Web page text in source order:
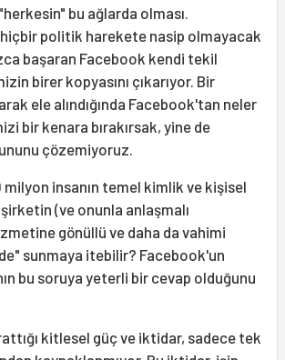
bu ağlarda olması.
politik harekete nasip olmayacak
başaran Facebook kendi tekil
birer kopyasını çıkarıyor. Bir
ele alındığında Facebook'tan neler
bir kenara bırakırsak, yine de
çözemiyoruz.
milyon insanın temel kimlik ve kişisel
(ve onunla anlaşmalı
gönüllü ve daha da vahimi
sunmaya itebilir? Facebook'un
bu soruya yeterli bir cevap olduğunu
kitlesel güç ve iktidar, sadece tek